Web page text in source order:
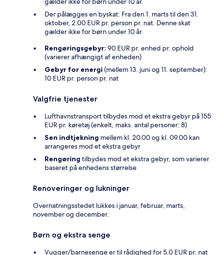
Der pålægges en byskat: Fra den 1. marts til den 31.
oktober, 2.00 EUR pr. person pr. nat. Denne skat
gælder ikke for børn under 10 år.
Rengøringsgebyr: 90 EUR pr. enhed pr. ophold
(varierer afhængigt af enheden)
Gebyr for energi (mellem 13. juni og 11. september):
10 EUR pr. person pr. nat
Valgfrie tjenester
Lufthavnstransport tilbydes mod et ekstra gebyr på 155
EUR pr. køretøj (enkelt, maks. antal personer: 8)
Sen indtjekning mellem kl. 20.00 og kl. 09.00 kan
arrangeres mod et ekstra gebyr
Rengøring tilbydes mod et ekstra gebyr, som varierer
baseret på enhedens størrelse
Renoveringer og lukninger
Overnatningsstedet lukkes i januar, februar, marts,
november og december.
Børn og ekstra senge
Vugger/barnesenge er til rådighed for 5.0 EUR pr. nat